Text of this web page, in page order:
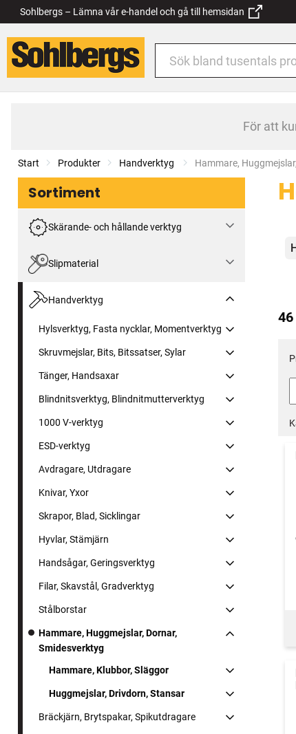
Sohlbergs – Lämna vår e-handel och gå till hemsidan
För att
Start Produkter Handverktyg Current:
Hammare,
Sortiment
Skärande- och hållande verktyg
Slipmaterial
Handverktyg
Hylsverktyg, Fasta nycklar, Momentverktyg
Skruvmejslar, Bits, Bitssatser, Sylar
Tänger, Handsaxar
Blindnitsverktyg, Blindnitmutterverktyg
1000 V-verktyg
ESD-verktyg
Avdragare, Utdragare
Knivar, Yxor
Skrapor, Blad, Sicklingar
Hyvlar, Stämjärn
Handsågar, Geringsverktyg
Filar, Skavstål, Gradverktyg
Stålborstar
Hammare, Huggmejslar, Dornar,
Smidesverktyg
Hammare, Klubbor, Släggor
Huggmejslar, Drivdorn, Stansar
Bräckjärn, Brytspakar, Spikutdragare